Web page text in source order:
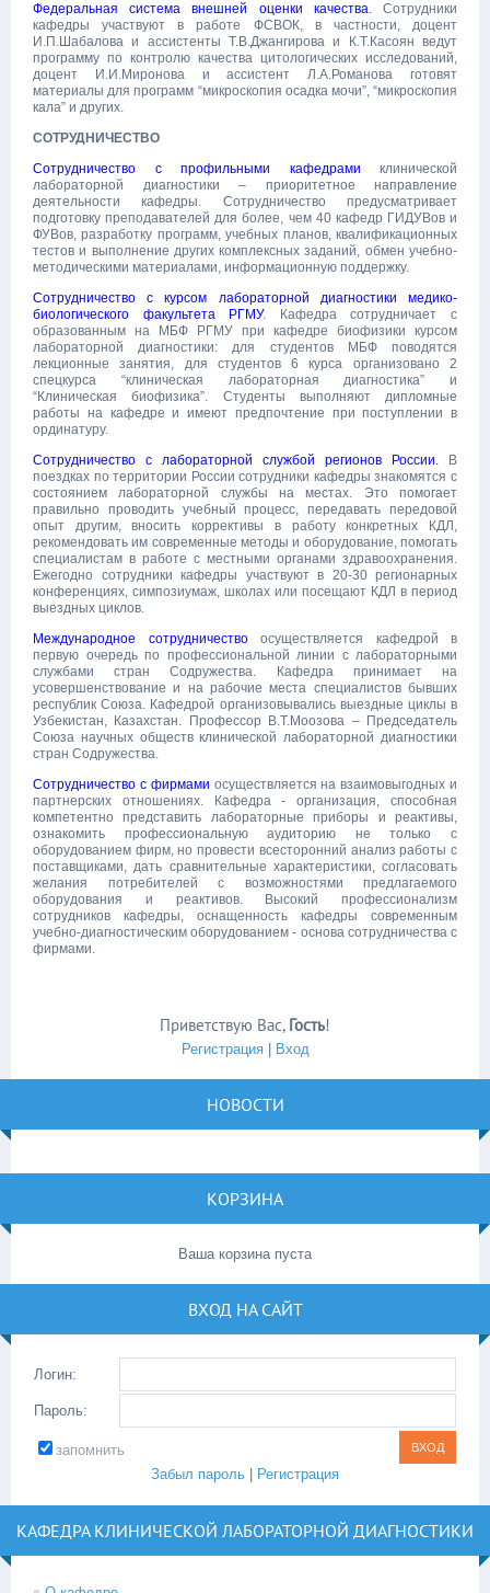
Федеральная система внешней оценки качества. Сотрудники
кафедры участвуют в работе ФСВОК, в частности, доцент
И.П.Шабалова и ассистенты Т.В.Джангирова и К.Т.Касоян ведут
программу по контролю качества цитологических исследований,
доцент И.И.Миронова и ассистент Л.А.Романова готовят
материалы для программ “микроскопия осадка мочи”, “микроскопия
кала” и других.
СОТРУДНИЧЕСТВО
Сотрудничество с профильными кафедрами клинической
лабораторной диагностики – приоритетное направление
деятельности кафедры. Сотрудничество предусматривает
подготовку преподавателей для более, чем 40 кафедр ГИДУВов и
ФУВов, разработку программ, учебных планов, квалификационных
тестов и выполнение других комплексных заданий, обмен учебно-
методическими материалами, информационную поддержку.
Сотрудничество с курсом лабораторной диагностики медико-
биологического факультета РГМУ. Кафедра сотрудничает с
образованным на МБФ РГМУ при кафедре биофизики курсом
лабораторной диагностики: для студентов МБФ поводятся
лекционные занятия, для студентов 6 курса организовано 2
спецкурса “клиническая лабораторная диагностика” и
“Клиническая биофизика”. Студенты выполняют дипломные
работы на кафедре и имеют предпочтение при поступлении в
ординатуру.
Сотрудничество с лабораторной службой регионов России.
В
поездках по территории России сотрудники кафедры знакомятся с
состоянием лабораторной службы на местах. Это помогает
правильно проводить учебный процесс, передавать передовой
опыт другим, вносить коррективы в работу конкретных КДЛ,
рекомендовать им современные методы и оборудование, помогать
специалистам в работе с местными органами здравоохранения.
Ежегодно сотрудники кафедры участвуют в 20-30 регионарных
конференциях, симпозиумаж, школах или посещают КДЛ в период
выездных циклов.
Международное сотрудничество осуществляется кафедрой в
первую очередь по профессиональной линии с лабораторными
службами стран Содружества. Кафедра принимает на
усовершенствование и на рабочие места специалистов бывших
республик Союза. Кафедрой организовывались выездные циклы в
Узбекистан, Казахстан. Профессор В.Т.Моозова – Председатель
Союза научных обществ клинической лабораторной диагностики
стран Содружества.
Сотрудничество с фирмами осуществляется на взаимовыгодных и
партнерских отношениях. Кафедра - организация, способная
компетентно представить лабораторные приборы и реактивы,
ознакомить профессиональную аудиторию не только с
оборудованием фирм, но провести всесторонний анализ работы с
поставщиками, дать сравнительные характеристики, согласовать
желания потребителей с возможностями предлагаемого
оборудования и реактивов. Высокий профессионализм
сотрудников кафедры, оснащенность кафедры современным
учебно-диагностическим оборудованием - основа сотрудничества с
фирмами.
Приветствую Вас, Гость!
Регистрация| Вход
НОВОСТИ
КОРЗИНА
Ваша корзина пуста
ВХОД НА САЙТ
Логин:
Пароль:
запомнить
Забыл пароль
Регистрация
КАФЕДРА КЛИНИЧЕСКОЙ ЛАБОРАТОРНОЙ ДИАГНОСТИКИ